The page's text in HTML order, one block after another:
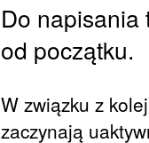
Do napisania
od początku.
W związku z
zaczynają